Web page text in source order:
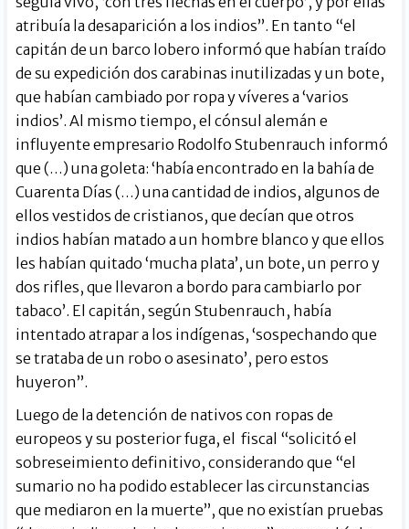
atribuía la desaparición a los indios”. En tanto “el
capitán de un barco lobero informó que habían traído
de su expedición dos carabinas inutilizadas y un bote,
que habían cambiado por ropa y víveres a ‘varios
indios’. Al mismo tiempo, el cónsul alemán e
influyente empresario Rodolfo Stubenrauch informó
que (…) una goleta: ‘había encontrado en la bahía de
Cuarenta Días (…) una cantidad de indios, algunos de
ellos vestidos de cristianos, que decían que otros
indios habían matado a un hombre blanco y que ellos
les habían quitado ‘mucha plata’, un bote, un perro y
dos rifles, que llevaron a bordo para cambiarlo por
tabaco’. El capitán, según Stubenrauch, había
intentado atrapar a los indígenas, ‘sospechando que
se trataba de un robo o asesinato’, pero estos
huyeron”.
Luego de la detención de nativos con ropas de
europeos y su posterior fuga, el fiscal “solicitó el
sobreseimiento definitivo, considerando que “el
sumario no ha podido establecer las circunstancias
que mediaron en la muerte”, que no existían pruebas